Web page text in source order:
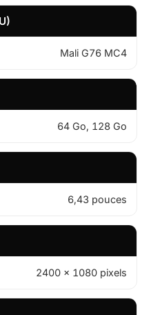
Mali G76 MC4
64 Go, 128 Go
6,43 pouces
2400 x 1080 pixels